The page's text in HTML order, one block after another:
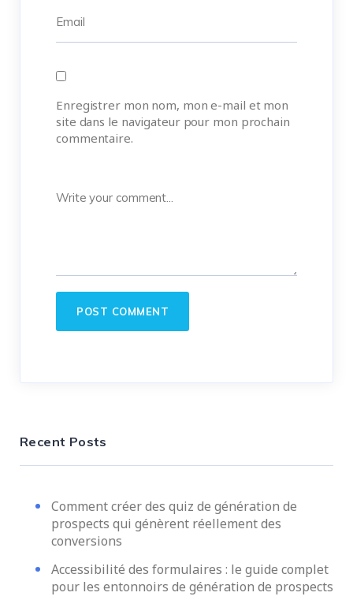
Enregistrer mon nom, mon e-mail et mon
site dans le navigateur pour mon prochain
commentaire.
Recent Posts
Comment créer des quiz de génération de
prospects qui génèrent réellement des
conversions
Accessibilité des formulaires : le guide complet
pour les entonnoirs de génération de prospects